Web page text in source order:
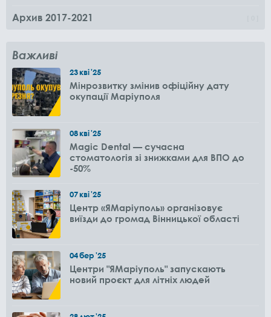
Архив 2017-2021
Важливі
23кві'25
Мінрозвитку змінив офіційну дату
окупації Маріуполя
08кві'25
Magic Dental — сучасна
стоматологія зі знижками для ВПО до
-50%
07кві'25
Центр «ЯМаріуполь» організовує
виїзди до громад Вінницької області
04бер'25
Центри "ЯМаріуполь" запускають
новий проєкт для літніх людей